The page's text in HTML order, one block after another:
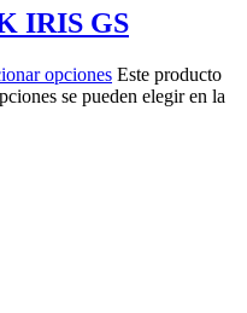
IRIS GS
opciones Este producto
se pueden elegir en la